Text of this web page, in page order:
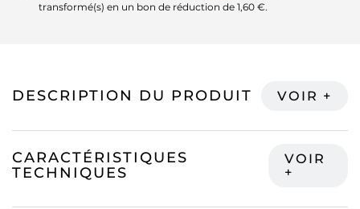
transformé(s) en un bon de réduction de 1,60 €.
DESCRIPTION DU PRODUIT
CARACTÉRISTIQUES
TECHNIQUES